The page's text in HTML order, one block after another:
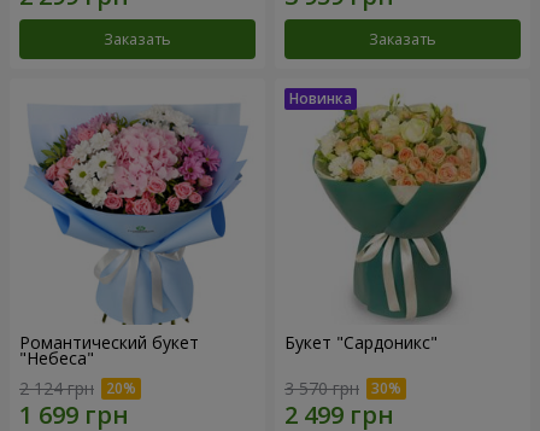
Заказать Заказать
Романтический букет
"Небеса"
2 124 грн
Букет "Сардоникс"
3 570 грн